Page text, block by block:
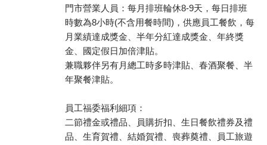
門市營業人員：每月排班輪休8-9天，每日排班
時數為8小時(不含用餐時間)，供應員工餐飲，每
月業績達成獎金、半年分紅達成獎金、年終獎
金、國定假日加倍津貼。
兼職夥伴另有月總工時多時津貼、春酒聚餐、半
年聚餐津貼。
員工福委福利細項：
二節禮金或禮品、員購折扣、生日餐飲禮券及禮
品、生育賀禮、結婚賀禮、喪葬奠禮、員工旅遊